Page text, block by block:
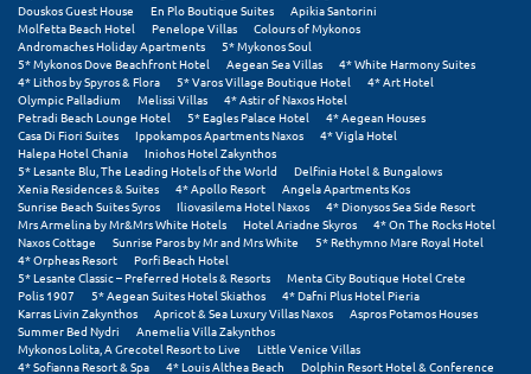
Σαλαμίνα
Σαμοθράκη
Σάμος
Σαντορίνη
Σέριφος
Σέρρες
Σιθωνία
Σίκινος
Douskos Guest House
En Plo Boutique Suites
Apikia Santorini
Molfetta Beach Hotel
Penelope Villas
Colours of Mykonos
Andromaches Holiday Apartments
5* Mykonos Soul
5* Mykonos Dove Beachfront Hotel
Aegean Sea Villas
4* White Harmony Suites
4* Lithos by Spyros & Flora
5* Varos Village Boutique Hotel
4* Art Hotel
Olympic Palladium
Melissi Villas
4* Astir of Naxos Hotel
Petradi Beach Lounge Hotel
5* Eagles Palace Hotel
4* Aegean Houses
Casa Di Fiori Suites
Ippokampos Apartments Naxos
4* Vigla Hotel
Halepa Hotel Chania
Iniohos Hotel Zakynthos
5* Lesante Blu, The Leading Hotels of the World
Delfinia Hotel & Bungalows
Xenia Residences & Suites
4* Apollo Resort
Angela Apartments Kos
Sunrise Beach Suites Syros
Iliovasilema Hotel Naxos
4* Dionysos Sea Side Resort
Mrs Armelina by Mr&Mrs White Hotels
Hotel Ariadne Skyros
4* On The Rocks Hotel
Naxos Cottage
Sunrise Paros by Mr and Mrs White
5* Rethymno Mare Royal Hotel
4* Orpheas Resort
Porfi Beach Hotel
5* Lesante Classic – Preferred Hotels & Resorts
Menta City Boutique Hotel Crete
Polis 1907
5* Aegean Suites Hotel Skiathos
4* Dafni Plus Hotel Pieria
Karras Livin Zakynthos
Apricot & Sea Luxury Villas Naxos
Aspros Potamos Houses
Summer Bed Nydri
Anemelia Villa Zakynthos
Mykonos Lolita, A Grecotel Resort to Live
Little Venice Villas
4* Sofianna Resort & Spa
4* Louis Althea Beach
Dolphin Resort Hotel & Conference